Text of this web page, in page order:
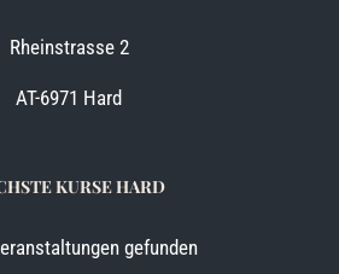
Rheinstrasse 2
AT-6971 Hard
KURSE HARD
gefunden